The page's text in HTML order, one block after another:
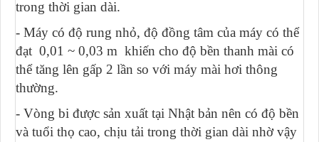
trong thời gian dài.
- Máy có độ rung nhỏ, độ đồng tâm của máy có thể
đạt 0,01 ~ 0,03 m khiến cho độ bền thanh mài có
thể tăng lên gấp 2 lần so với máy mài hơi thông
thường.
- Vòng bi được sản xuất tại Nhật bản nên có độ bền
và tuổi thọ cao, chịu tải trong thời gian dài nhờ vậy